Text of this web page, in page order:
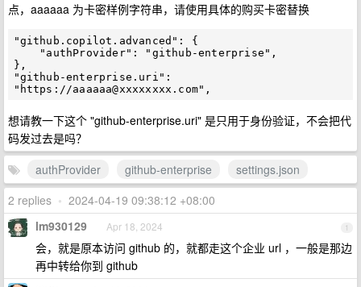
点，aaaaaa 为卡密样例字符串，请使用具体的购买卡密替换
"github.copilot.advanced": {
},
"github-enterprise.uri":
"https://aaaaaa@xxxxxxxx.com
想请教一下这个 "github-enterprise.uri" 是只用于身份验证，不会把代
码发过去是吗？
authProvider
github-enterprise
settings.json
2 replies • 2024-04-19 09:38:12 +08:00
1
lm930129 Apr 18, 2024
会，就是原本访问 github 的，就都走这个企业 url ，一般是那边
再中转给你到 github